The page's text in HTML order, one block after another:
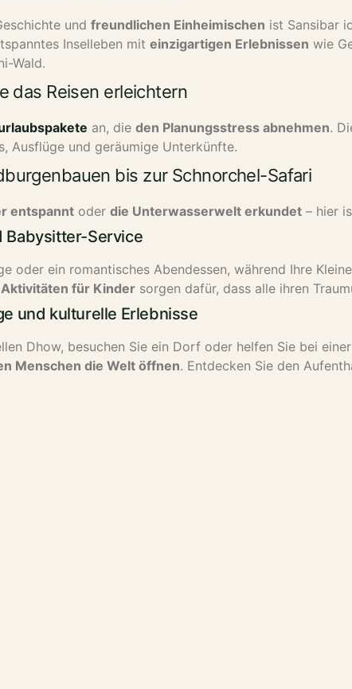
und freundlichen Einheimischen ist Sansibar
Inselleben mit einzigartigen Erlebnissen wie
Wald.
das Reisen erleichtern
an, die den Planungsstress abnehmen.
Ausflüge und geräumige Unterkünfte.
bis zur Schnorchel-Safari
entspannt oder die Unterwasserwelt erkundet – hier
Service
oder ein romantisches Abendessen, während Ihre
für Kinder sorgen dafür, dass alle ihren
und kulturelle Erlebnisse
Dhow, besuchen Sie ein Dorf oder helfen Sie bei
Menschen die Welt öffnen. Entdecken Sie den